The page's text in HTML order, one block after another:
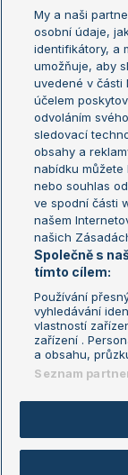
Žebříček ATP (muži)
Žebříček WTA (ženy)
Sázkařský žebříček
Aktualní trendy
Fotbalové přestupy
Livesport Daily
LS Prague Open
Podmínky užití
GDPR a žurnalistika
Kontakt
Copyright © 2008-
My a naši
osobní údaje,
identifikátory, a
umožňuje, aby
uvedené v části
účelem
odvoláním
sledovací
obsahy a
nabídku
nebo souhlas
ve spodní části
našem
našich
Společně s
tímto cílem:
Používání
vyhledávání
vlastností
zařízení .
a obsahu,
Seznam